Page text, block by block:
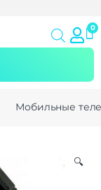
Мобильные
🔍